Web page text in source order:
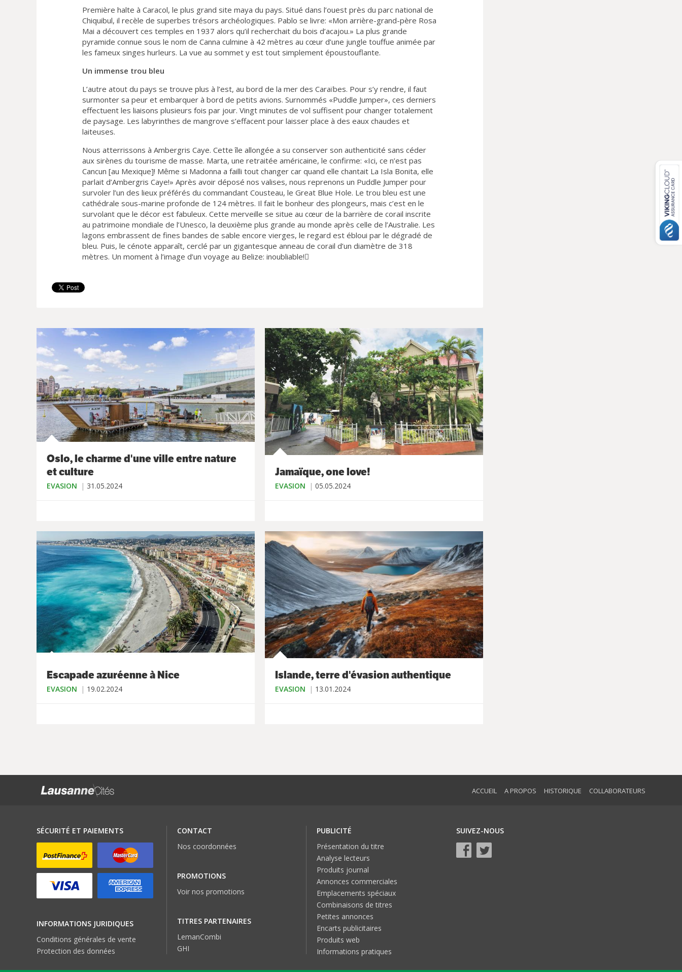
Première halte à Caracol, le plus grand site maya du pays. Situé dans l’ouest près du parc national de
Chiquibul, il recèle de superbes trésors archéologiques. Pablo se livre: «Mon arrière-grand-père Rosa
Mai a découvert ces temples en 1937 alors qu’il recherchait du bois d’acajou.» La plus grande
pyramide connue sous le nom de Canna culmine à 42 mètres au cœur d’une jungle touffue animée par
les fameux singes hurleurs. La vue au sommet y est tout simplement époustouflante.
Un immense trou bleu
L’autre atout du pays se trouve plus à l’est, au bord de la mer des Caraïbes. Pour s’y rendre, il faut
surmonter sa peur et embarquer à bord de petits avions. Surnommés «Puddle Jumper», ces derniers
effectuent les liaisons plusieurs fois par jour. Vingt minutes de vol suffisent pour changer totalement
de paysage. Les labyrinthes de mangrove s’effacent pour laisser place à des eaux chaudes et
laiteuses.
Nous atterrissons à Ambergris Caye. Cette île allongée a su conserver son authenticité sans céder
aux sirènes du tourisme de masse. Marta, une retraitée américaine, le confirme: «Ici, ce n’est pas
Cancun [au Mexique]! Même si Madonna a failli tout changer car quand elle chantait La Isla Bonita, elle
parlait d’Ambergris Caye!» Après avoir déposé nos valises, nous reprenons un Puddle Jumper pour
survoler l’un des lieux préférés du commandant Cousteau, le Great Blue Hole. Le trou bleu est une
cathédrale sous-marine profonde de 124 mètres. Il fait le bonheur des plongeurs, mais c’est en le
survolant que le décor est fabuleux. Cette merveille se situe au cœur de la barrière de corail inscrite
au patrimoine mondiale de l’Unesco, la deuxième plus grande au monde après celle de l’Australie. Les
lagons embrassent de fines bandes de sable encore vierges, le regard est ébloui par le dégradé de
bleu. Puis, le cénote apparaît, cerclé par un gigantesque anneau de corail d’un diamètre de 318
mètres. Un moment à l’image d’un voyage au Belize: inoubliable!
Oslo, le charme d'une ville entre nature
et culture
EVASION 31.05.2024
Jamaïque, one love!
EVASION 05.05.2024
Escapade azuréenne à Nice
EVASION 19.02.2024
Islande, terre d'évasion authentique
EVASION 13.01.2024
ACCUEIL A PROPOS HISTORIQUE COLLABORATEURS
SÉCURITÉ ET PAIEMENTS
INFORMATIONS JURIDIQUES
Conditions générales de vente
Protection des données
CONTACT
Nos coordonnées
PROMOTIONS
Voir nos promotions
TITRES PARTENAIRES
LemanCombi
GHI
PUBLICITÉ
Présentation du titre
Analyse lecteurs
Produits journal
Annonces commerciales
Emplacements spéciaux
Combinaisons de titres
Petites annonces
Encarts publicitaires
Produits web
Informations pratiques
SUIVEZ-NOUS